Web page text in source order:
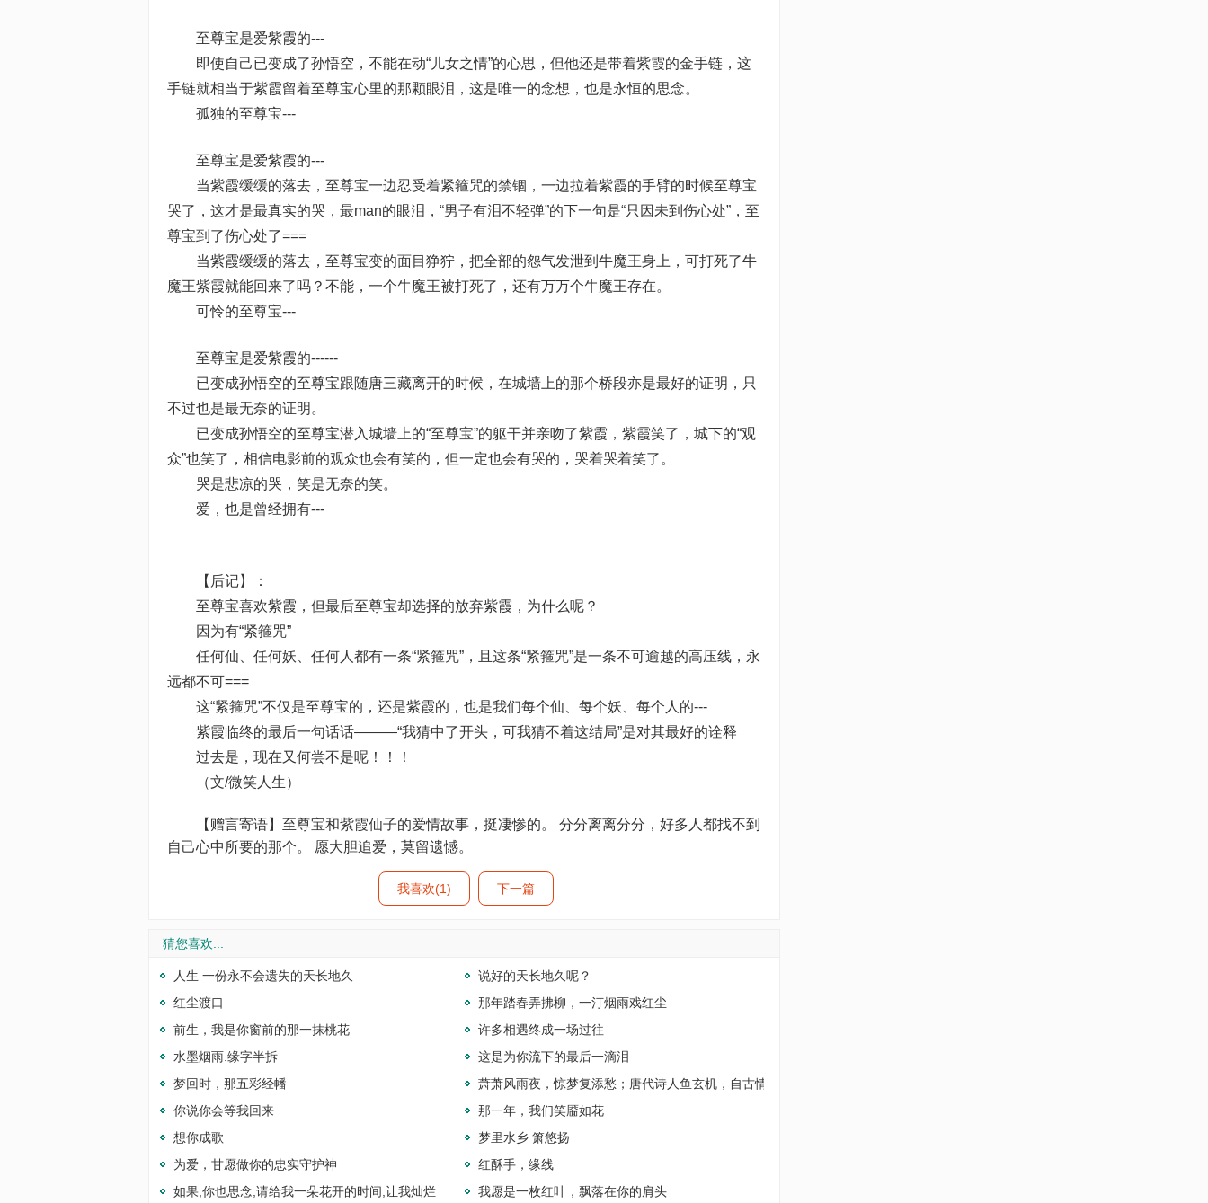
至尊宝是爱紫霞的---
即使自己已变成了孙悟空，不能在动“儿女之情”的心思，但他还是带着紫霞的金手链，这
手链就相当于紫霞留着至尊宝心里的那颗眼泪，这是唯一的念想，也是永恒的思念。
孤独的至尊宝---
至尊宝是爱紫霞的---
当紫霞缓缓的落去，至尊宝一边忍受着紧箍咒的禁锢，一边拉着紫霞的手臂的时候至尊宝
哭了，这才是最真实的哭，最man的眼泪，“男子有泪不轻弹”的下一句是“只因未到伤心处”，至
尊宝到了伤心处了===
当紫霞缓缓的落去，至尊宝变的面目狰狞，把全部的怨气发泄到牛魔王身上，可打死了牛
魔王紫霞就能回来了吗？不能，一个牛魔王被打死了，还有万万个牛魔王存在。
可怜的至尊宝---
至尊宝是爱紫霞的------
已变成孙悟空的至尊宝跟随唐三藏离开的时候，在城墙上的那个桥段亦是最好的证明，只
不过也是最无奈的证明。
已变成孙悟空的至尊宝潜入城墙上的“至尊宝”的躯干并亲吻了紫霞，紫霞笑了，城下的“观
众”也笑了，相信电影前的观众也会有笑的，但一定也会有哭的，哭着哭着笑了。
哭是悲凉的哭，笑是无奈的笑。
爱，也是曾经拥有---
【后记】：
至尊宝喜欢紫霞，但最后至尊宝却选择的放弃紫霞，为什么呢？
因为有“紧箍咒”
任何仙、任何妖、任何人都有一条“紧箍咒”，且这条“紧箍咒”是一条不可逾越的高压线，永
远都不可===
这“紧箍咒”不仅是至尊宝的，还是紫霞的，也是我们每个仙、每个妖、每个人的---
紫霞临终的最后一句话话———“我猜中了开头，可我猜不着这结局”是对其最好的诠释
过去是，现在又何尝不是呢！！！
（文/微笑人生）
【赠言寄语】至尊宝和紫霞仙子的爱情故事，挺凄惨的。 分分离离分分，好多人都找不到
自己心中所要的那个。 愿大胆追爱，莫留遗憾。
我喜欢(1) 下一篇
猜您喜欢...
人生 一份永不会遗失的天长地久
说好的天长地久呢？
红尘渡口
那年踏春弄拂柳，一汀烟雨戏红尘
前生，我是你窗前的那一抹桃花
许多相遇终成一场过往
水墨烟雨.缘字半拆
这是为你流下的最后一滴泪
梦回时，那五彩经幡
萧萧风雨夜，惊梦复添愁；唐代诗人鱼玄机，自古情字最伤人
你说你会等我回来
那一年，我们笑靥如花
想你成歌
梦里水乡 箫悠扬
为爱，甘愿做你的忠实守护神
红酥手，缘线
如果,你也思念,请给我一朵花开的时间,让我灿烂
我愿是一枚红叶，飘落在你的肩头